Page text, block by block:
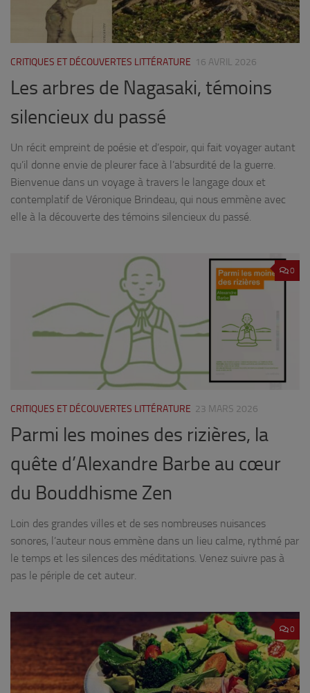
CRITIQUES ET DÉCOUVERTES LITTÉRATURE 16 AVRIL 2026
Les arbres de Nagasaki, témoins
silencieux du passé
Un récit empreint de poésie et d’espoir, qui fait voyager autant
qu’il donne envie de pleurer face à l’absurdité de la guerre.
Bienvenue dans un voyage à travers le langage doux et
contemplatif de Véronique Brindeau, qui nous emmène avec
elle à la découverte des témoins silencieux du passé.
0
CRITIQUES ET DÉCOUVERTES LITTÉRATURE 23 MARS 2026
Parmi les moines des rizières, la
quête d’Alexandre Barbe au cœur
du Bouddhisme Zen
Loin des grandes villes et de ses nombreuses nuisances
sonores, l’auteur nous emmène dans un lieu calme, rythmé par
le temps et les silences des méditations. Venez suivre pas à
pas le périple de cet auteur.
0